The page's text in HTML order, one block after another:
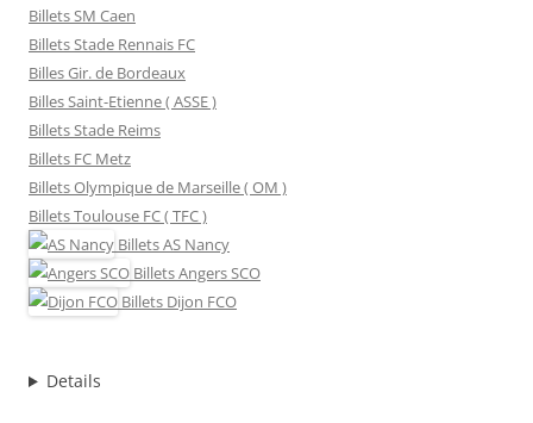
Billets SM Caen
Billets Stade Rennais FC
Billes Gir. de Bordeaux
Billes Saint-Etienne ( ASSE )
Billets Stade Reims
Billets FC Metz
Billets Olympique de Marseille ( OM )
Billets Toulouse FC ( TFC )
BilletsAS Nancy
BilletsAngers SCO
Billets Dijon FCO
Details